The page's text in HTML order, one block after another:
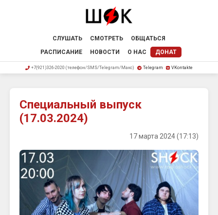
СЛУШАТЬ СМОТРЕТЬ
ОБЩАТЬСЯ
РАСПИСАНИЕ
НОВОСТИ О НАС ДОНАТ
+7(921)326-2020 (телефон/SMS/Telegram/Макс) Telegram VKontakte
Специальный выпуск
(17.03.2024)
17 марта 2024 (17:13)